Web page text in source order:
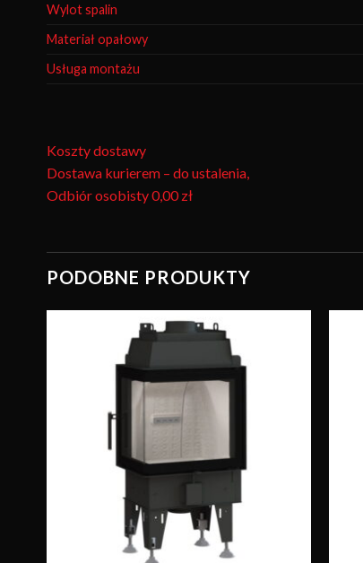
Wylot spalin
Materiał opałowy
Usługa montażu
Koszty dostawy
Dostawa kurierem – do ustalenia,
Odbiór osobisty0,00 zł
PODOBNE PRODUKTY